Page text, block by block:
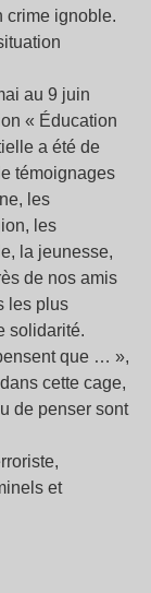
crime ignoble.
au 9 juin
« Éducation
a été de
témoignages
les
les
la jeunesse,
de nos amis
les plus
solidarité.
que … »,
cette cage,
de penser sont
et